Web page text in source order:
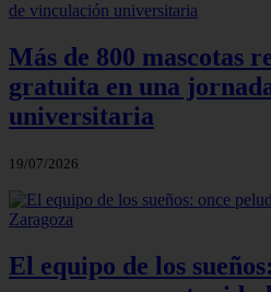
Más de 800 mascotas
gratuita en una
universitaria
19/07/2026
El equipo de los